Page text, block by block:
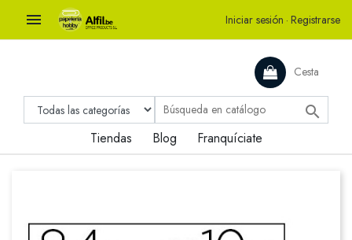
 Iniciar sesión · Registrarse
Cesta

Tiendas Blog Franquíciate